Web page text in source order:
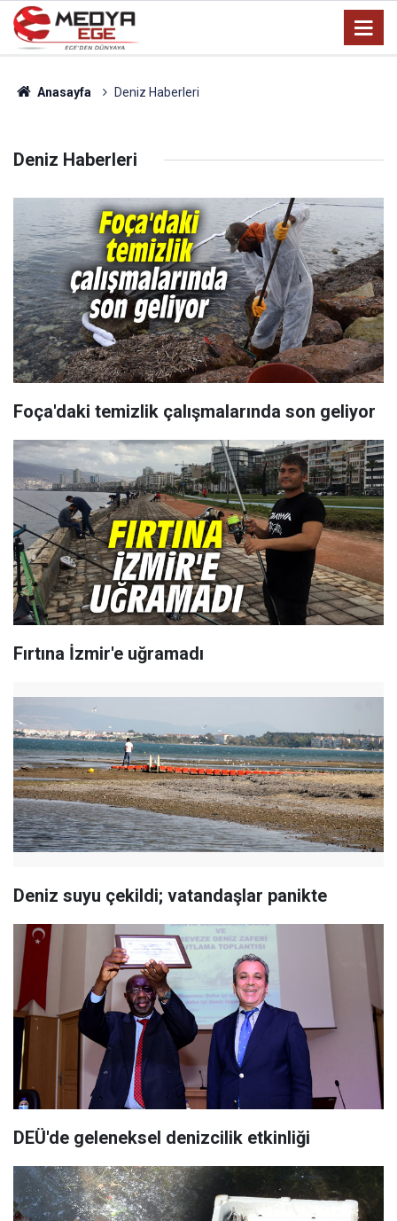
Anasayfa Deniz Haberleri
Deniz Haberleri
Foça'daki temizlik çalışmalarında son geliyor
Fırtına İzmir'e uğramadı
Deniz suyu çekildi; vatandaşlar panikte
DEÜ'de geleneksel denizcilik etkinliği